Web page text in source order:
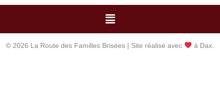
Menu
© 2026 La Route des Familles Brisées | Site réalisé avec à Dax.